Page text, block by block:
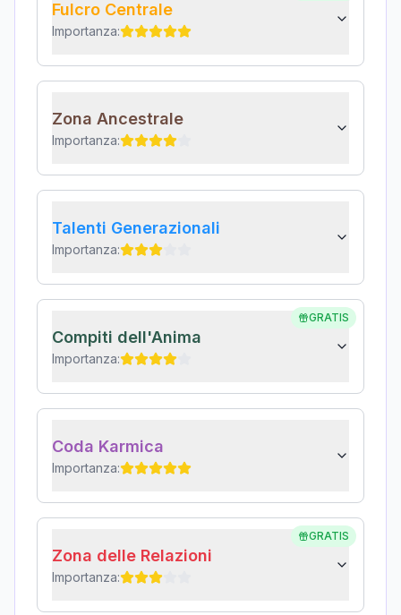
Fulcro Centrale
Importanza:
Zona Ancestrale
Importanza:
Talenti Generazionali
Importanza:
GRATIS
Compiti dell'Anima
Importanza:
Coda Karmica
Importanza:
GRATIS
Zona delle Relazioni
Importanza: